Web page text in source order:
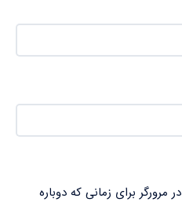
برای زمانی که دوباره